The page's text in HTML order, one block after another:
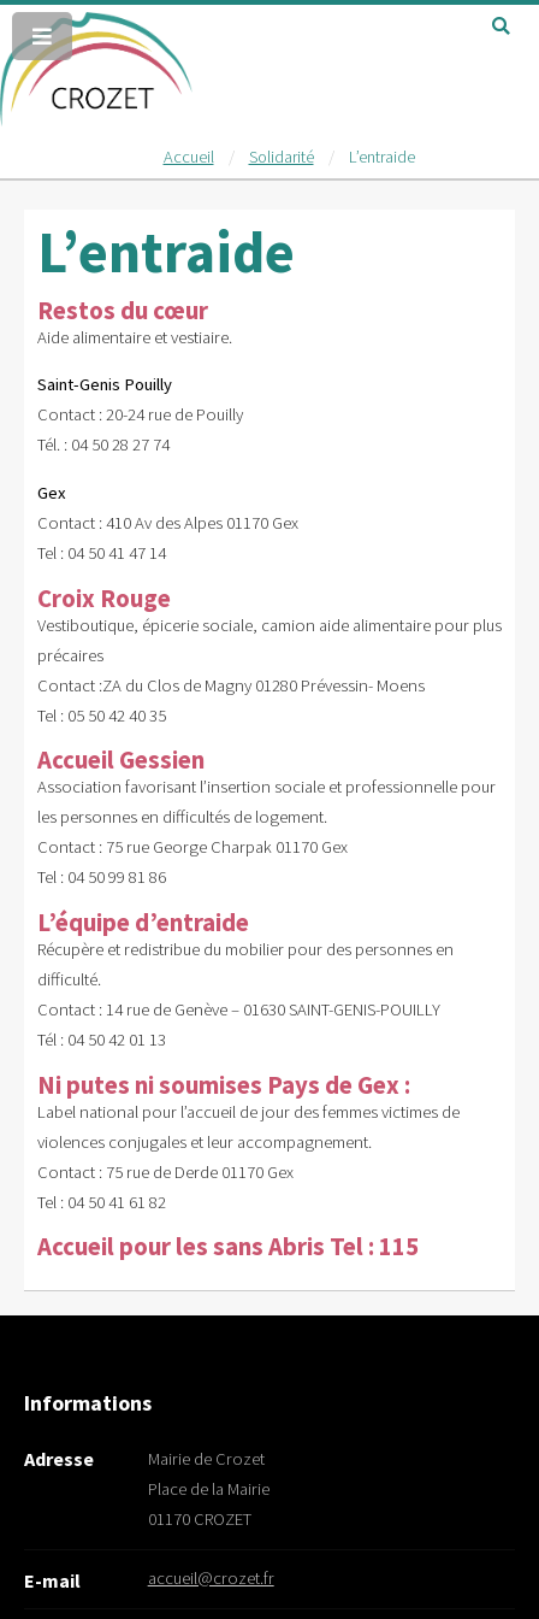
Accueil Solidarité L’entraide
L’entraide
Restos du cœur
Aide alimentaire et vestiaire.
Saint-Genis Pouilly
Contact : 20-24 rue de Pouilly
Tél. : 04 50 28 27 74
Gex
Contact : 410 Av des Alpes 01170 Gex
Tel : 04 50 41 47 14
Croix Rouge
Vestiboutique, épicerie sociale, camion aide alimentaire pour plus
précaires
Contact :ZA du Clos de Magny 01280 Prévessin- Moens
Tel : 05 50 42 40 35
Accueil Gessien
Association favorisant l’insertion sociale et professionnelle pour
les personnes en difficultés de logement.
Contact : 75 rue George Charpak 01170 Gex
Tel : 04 50 99 81 86
L’équipe d’entraide
Récupère et redistribue du mobilier pour des personnes en
difficulté.
Contact : 14 rue de Genève – 01630 SAINT-GENIS-POUILLY
Tél : 04 50 42 01 13
Ni putes ni soumises Pays de Gex :
Label national pour l’accueil de jour des femmes victimes de
violences conjugales et leur accompagnement.
Contact : 75 rue de Derde 01170 Gex
Tel : 04 50 41 61 82
Accueil pour les sans Abris Tel : 115
Informations
Adresse
Mairie de Crozet
Place de la Mairie
01170 CROZET
E-mail accueil@crozet.fr